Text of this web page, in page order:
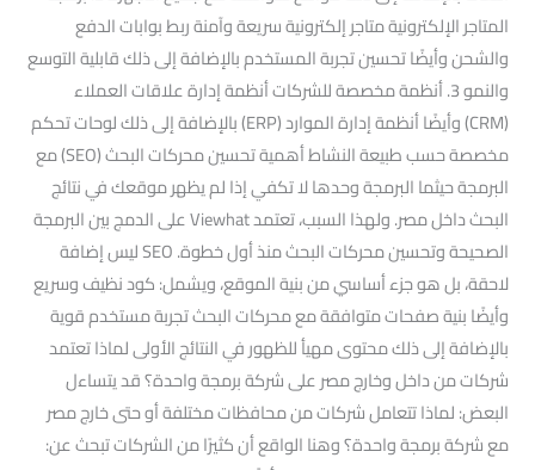
المتاجر الإلكترونية متاجر إلكترونية سريعة وآمنة ربط بوابات الدفع
والشحن وأيضًا تحسين تجربة المستخدم بالإضافة إلى ذلك قابلية التوسع
والنمو 3. أنظمة مخصصة للشركات أنظمة إدارة علاقات العملاء
(CRM) وأيضًا أنظمة إدارة الموارد (ERP) بالإضافة إلى ذلك لوحات تحكم
مخصصة حسب طبيعة النشاط أهمية تحسين محركات البحث (SEO) مع
البرمجة حيثما البرمجة وحدها لا تكفي إذا لم يظهر موقعك في نتائج
البحث داخل مصر. ولهذا السبب، تعتمد Viewhat على الدمج بين البرمجة
الصحيحة وتحسين محركات البحث منذ أول خطوة. SEO ليس إضافة
لاحقة، بل هو جزء أساسي من بنية الموقع، ويشمل: كود نظيف وسريع
وأيضًا بنية صفحات متوافقة مع محركات البحث تجربة مستخدم قوية
بالإضافة إلى ذلك محتوى مهيأ للظهور في النتائج الأولى لماذا تعتمد
شركات من داخل وخارج مصر على شركة برمجة واحدة؟ قد يتساءل
البعض: لماذا تتعامل شركات من محافظات مختلفة أو حتى خارج مصر
مع شركة برمجة واحدة؟ وهنا الواقع أن كثيرًا من الشركات تبحث عن: